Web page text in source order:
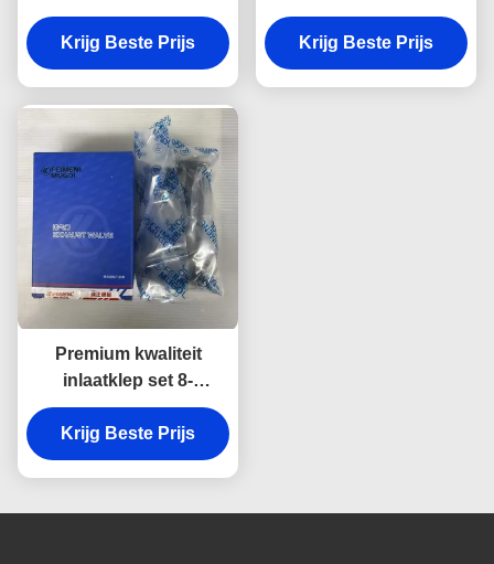
vervangende inlaatklep
voor ISUZU 600P 4KH1-
motor.
Krijg Beste Prijs
voor ISUZU 700P,
Uitstekende
Hittebestendigheid en
Krijg Beste Prijs
Premium kwaliteit
inlaatklep set 8-
94395882 voor ISUZU
700P, doos van 4
stukken, gebouwd om
Krijg Beste Prijs